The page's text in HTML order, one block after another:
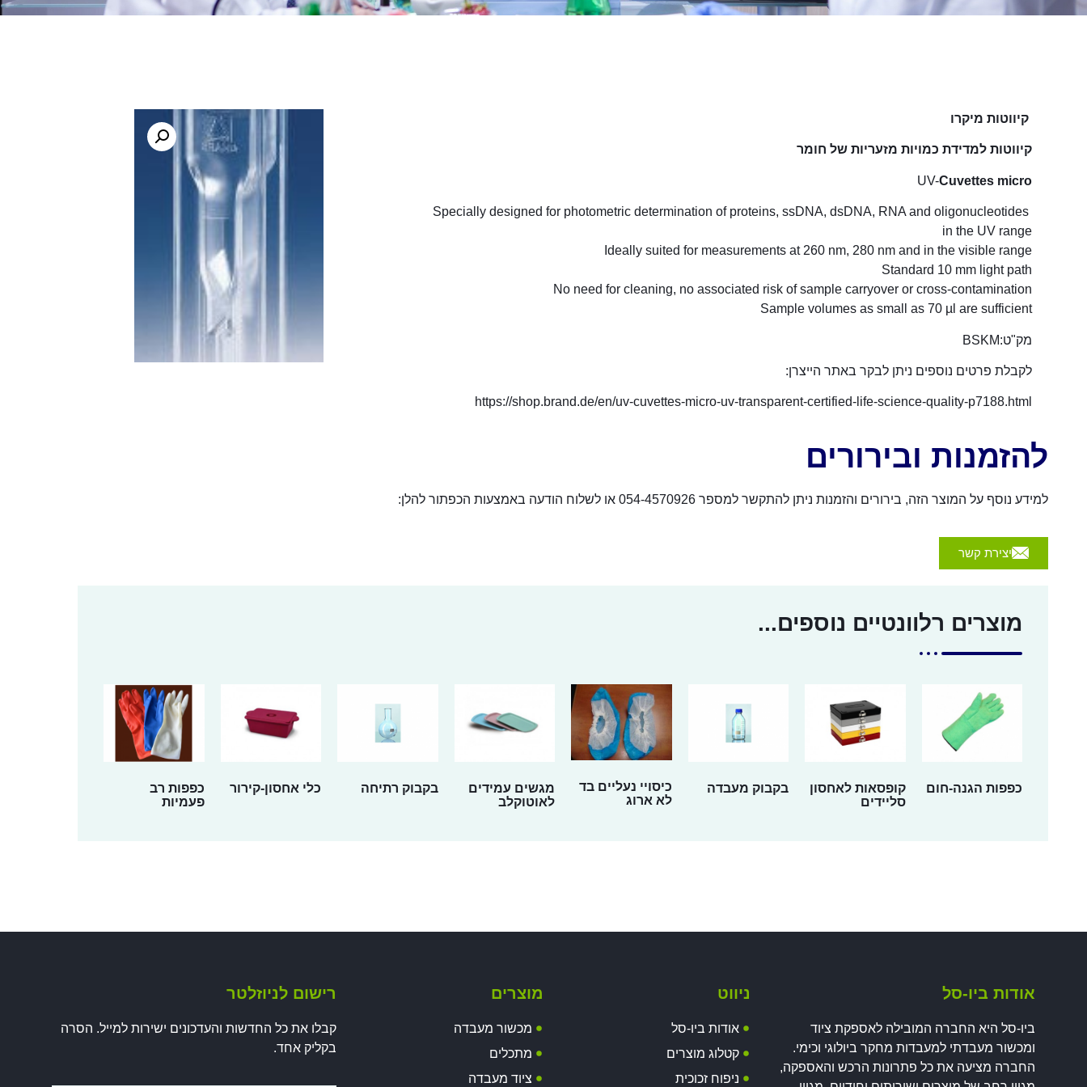
קיווטות מיקרו
קיווטות למדידת כמויות מזעריות של חומר
UV-Cuvettes micro
Specially designed for photometric determination of proteins, ssDNA, dsDNA, RNA and oligonucleotides
in the UV range
Ideally suited for measurements at 260 nm, 280 nm and in the visible range
Standard 10 mm light path
No need for cleaning, no associated risk of sample carryover or cross-contamination
Sample volumes as small as 70 µl are sufficient
מק"ט:BSKM
לקבלת פרטים נוספים ניתן לבקר באתר הייצרן:
https://shop.brand.de/en/uv-cuvettes-micro-uv-transparent-certified-life-science-quality-p7188.html
להזמנות ובירורים
למידע נוסף על המוצר הזה, בירורים והזמנות ניתן להתקשר למספר 054-4570926 או לשלוח הודעה באמצעות הכפתור להלן:
יצירת קשר
מוצרים רלוונטיים נוספים...
כפפות הגנה-חום
קופסאות לאחסון
סליידים
בקבוק מעבדה
כיסויי נעליים בד
לא ארוג
מגשים עמידים
לאוטוקלב
בקבוק רתיחה כלי אחסון-קירור
כפפות רב
פעמיות
אודות ביו-סל
ביו-סל היא החברה המובילה לאספקת ציוד
ומכשור מעבדתי למעבדות מחקר ביולוגי וכימי.
החברה מציעה את כל פתרונות הרכש והאספקה,
ניווט
אודות ביו-סל
קטלוג מוצרים
ניפוח זכוכית
מוצרים
מכשור מעבדה
מתכלים
ציוד מעבדה
רישום לניוזלטר
קבלו את כל החדשות והעדכונים ישירות למייל. הסרה
בקליק אחד.